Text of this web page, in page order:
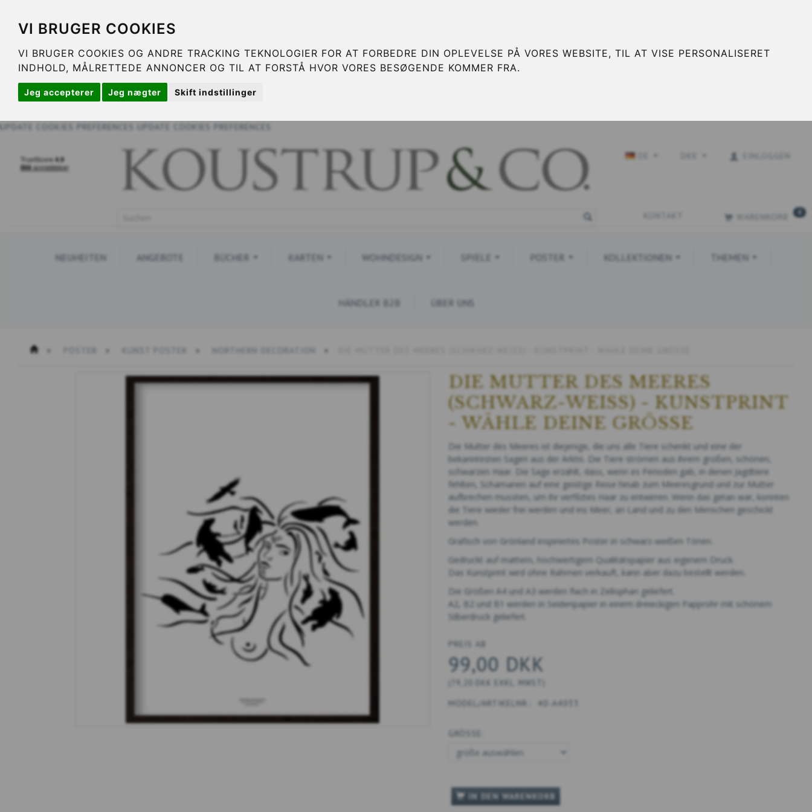
VI BRUGER COOKIES
VI BRUGER COOKIES OG ANDRE TRACKING TEKNOLOGIER FOR AT FORBEDRE DIN OPLEVELSE PÅ VORES WEBSITE, TIL AT VISE PERSONALISERET
INDHOLD, MÅLRETTEDE ANNONCER OG TIL AT FORSTÅ HVOR VORES BESØGENDE KOMMER FRA.
Jeg accepterer Jeg nægter Skift indstillinger
UPDATE COOKIES PREFERENCES UPDATE COOKIES PREFERENCES
NEUHEITEN ANGEBOTE BÜCHER KARTEN WOHNDESIGN SPIELE POSTER KOLLEKTIONEN THEMEN
HÄNDLER B2B ÜBER UNS
DIE MUTTER DES MEERES
(SCHWARZ-WEISS) - KUNSTPRINT -
WÄHLE DEINE GRÖSSE
Die Mutter des Meeres ist diejenige, die uns alle Tiere schenkt und eine der
bekanntesten Sagen aus der Arktis.
Die Tiere strömen aus ihrem großen, schönen,
schwarzen Haar.
Die Sage erzählt, dass, wenn es Perioden gab, in denen Jagdtiere
fehlten, Schamanen auf eine geistige Reise hinab zum Meeresgrund und zur Mutter
aufbrechen mussten, um ihr verfilztes Haar zu entwirren. Wenn das getan war, konnten
die Tiere wieder frei werden und ins Meer, an Land und zu den Menschen geschickt
werden.
Grafisch von Grönland inspiriertes Poster in schwarz-weißen Tönen.
Gedruckt auf mattem, hochwertigem Qualitätspapier aus eigenem Druck.
Das Kunstprint wird ohne Rahmen verkauft, kann aber dazu bestellt werden.
Die Größen A4 und A3 werden flach in Zellophan geliefert.
A2, B2 und B1 werden in Seidenpapier in einem dreieckigen Papprohr mit schönem
Silberdruck geliefert.
PREIS AB
99,00 DKK
79,20 DKK EXKL. MWST
MODEL/ARTIKELNR.: 40-A4033
GRÖSSE:
IN DEN WARENKORB